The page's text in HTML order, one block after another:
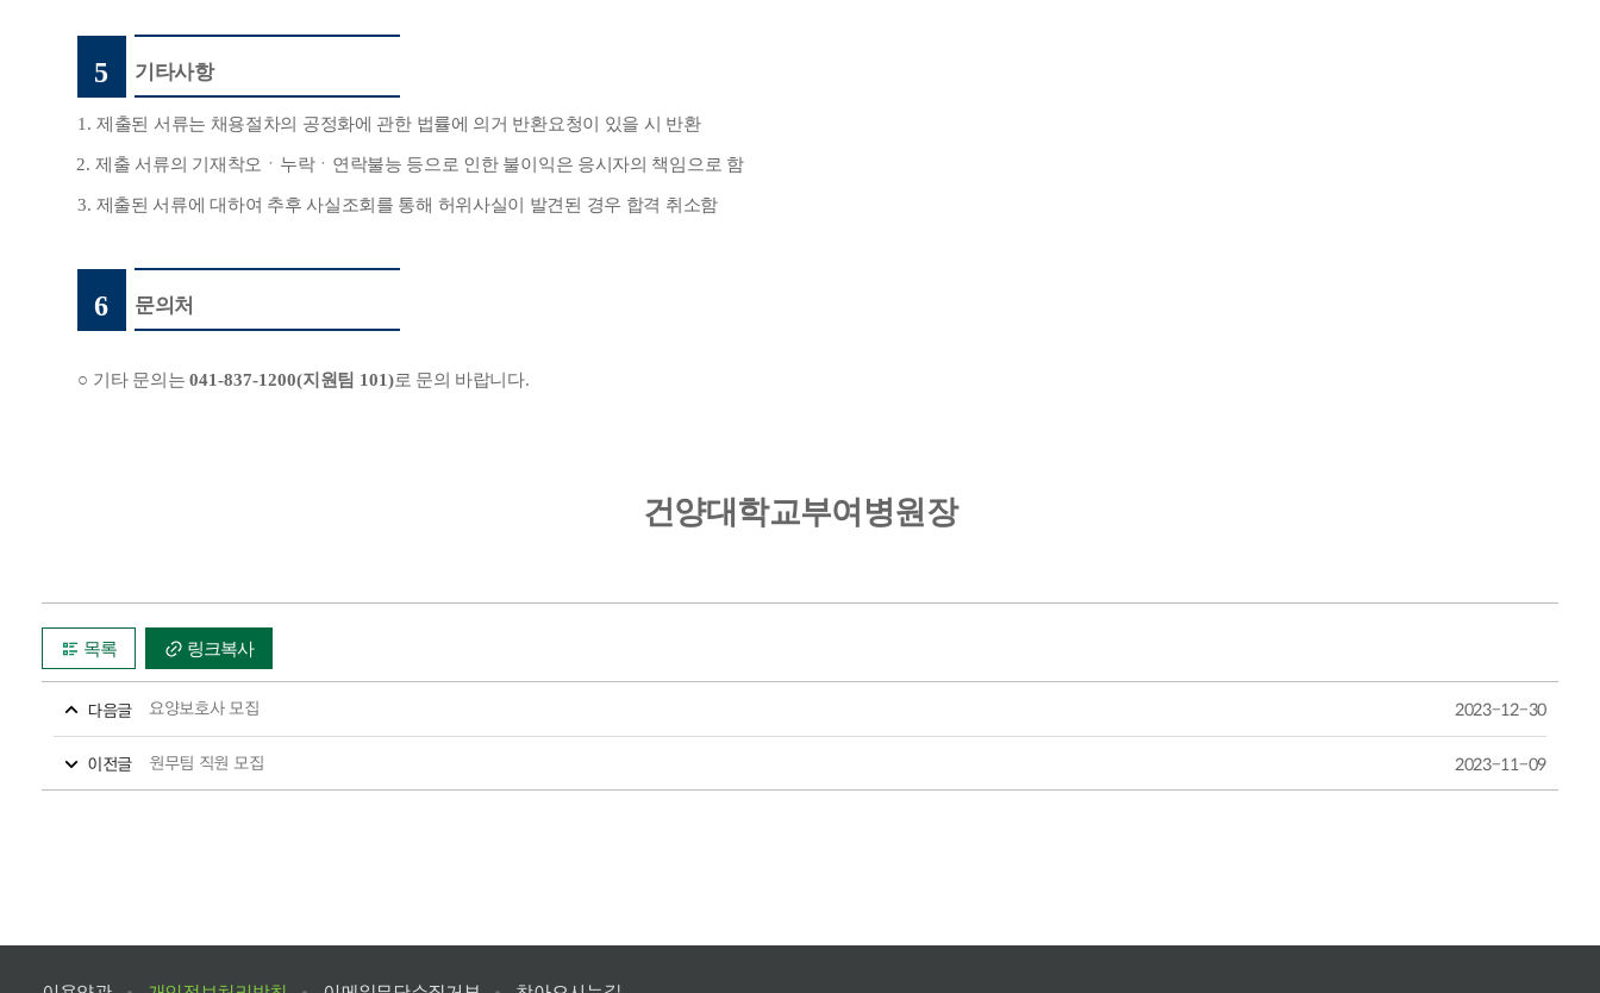
5 기타사항
1. 제출된 서류는 채용절차의 공정화에 관한 법률에 의거 반환요청이 있을 시 반환
2.제출 서류의 기재착오ㆍ누락ㆍ연락불능 등으로 인한 불이익은 응시자의 책임으로 함
3. 제출된 서류에 대하여 추후 사실조회를 통해 허위사실이 발견된 경우 합격 취소함
6 문의처
○ 기타 문의는 041-837-1200(지원팀 101)로 문의 바랍니다.
건양대학교부여병원장
목록 링크복사
다음글 요양보호사 모집 2023-12-30
이전글 원무팀 직원 모집 2023-11-09